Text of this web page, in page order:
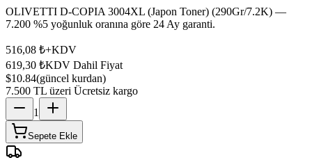
OLIVETTI D-COPIA 3004XL (Japon Toner) (290Gr/7.2K) —
7.200 %5 yoğunluk oranına göre 24 Ay garanti.
516,08 ₺+KDV
619,30 ₺KDV Dahil Fiyat
$10.84(güncel kurdan)
7.500 TL üzeri Ücretsiz kargo
1
Sepete Ekle